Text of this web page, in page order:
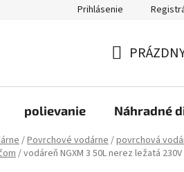
Prihlásenie
KOŠÍK
polievanie Náhradné
/Povrchové vodárne/povrchová
/vodáreň NGXM 3 50L nerez ležatá 230V